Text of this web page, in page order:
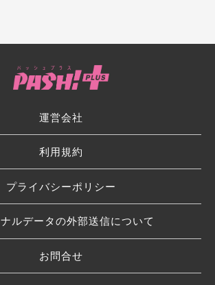
運営会社
利用規約
プライバシーポリシー
ルデータの外部送信について
お問合せ